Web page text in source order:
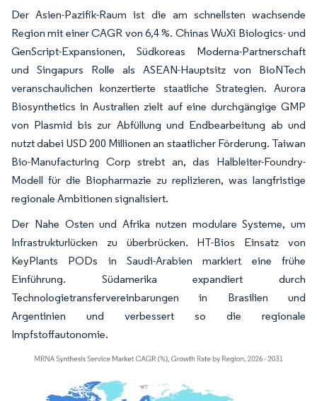
Der Asien-Pazifik-Raum ist die am schnellsten wachsende
Region mit einer CAGR von 6,4 %. Chinas WuXi Biologics- und
GenScript-Expansionen, Südkoreas Moderna-Partnerschaft
und Singapurs Rolle als ASEAN-Hauptsitz von BioNTech
veranschaulichen konzertierte staatliche Strategien. Aurora
Biosynthetics in Australien zielt auf eine durchgängige GMP
von Plasmid bis zur Abfüllung und Endbearbeitung ab und
nutzt dabei USD 200 Millionen an staatlicher Förderung. Taiwan
Bio-Manufacturing Corp strebt an, das Halbleiter-Foundry-
Modell für die Biopharmazie zu replizieren, was langfristige
regionale Ambitionen signalisiert.
Der Nahe Osten und Afrika nutzen modulare Systeme, um
Infrastrukturlücken zu überbrücken. HT-Bios Einsatz von
KeyPlants PODs in Saudi-Arabien markiert eine frühe
Einführung. Südamerika expandiert durch
Technologietransfervereinbarungen in Brasilien und
Argentinien und verbessert so die regionale
Impfstoffautonomie.